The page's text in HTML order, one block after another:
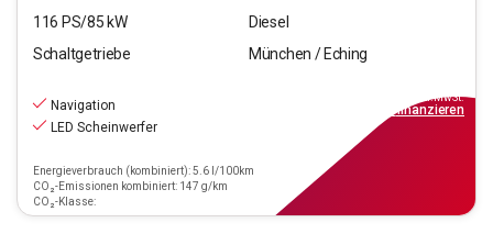
116 PS/85 kW
Diesel
Schaltgetriebe
München / Eching
Navigation
LED Scheinwerfer
Energieverbrauch (kombiniert): 5.6 l/100km
CO₂-Emissionen kombiniert: 147 g/km
CO₂-Klasse:
inkl.MwSt.
finanzieren